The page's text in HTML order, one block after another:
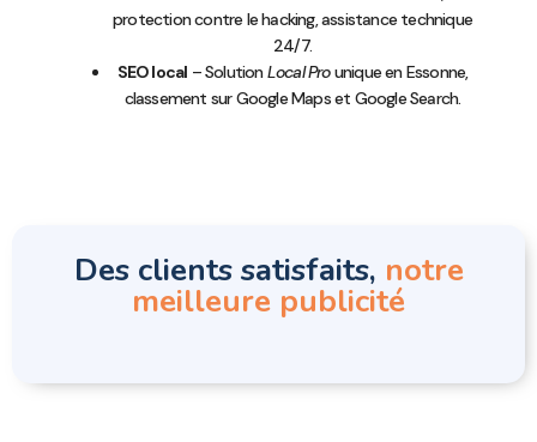
protection contre le hacking, assistance technique
24/7.
SEO local – SolutionLocal Prounique en Essonne,
classement sur Google Maps et Google Search.
Des clients satisfaits, notre
meilleure publicité